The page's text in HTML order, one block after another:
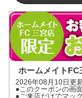
ホームメイトFC
2026年08月10日更
●このクーポンの画